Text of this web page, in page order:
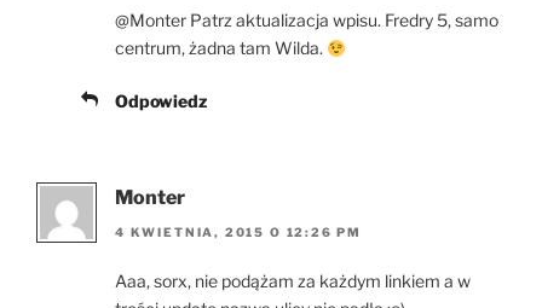
@Monter Patrz aktualizacja wpisu. Fredry 5, samo
centrum, żadna tam Wilda.
Odpowiedz
Monter
4 KWIETNIA, 2015 O 12:26 PM
Aaa, sorx, nie podążam za każdym linkiem a w